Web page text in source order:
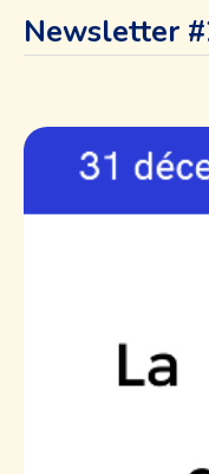
Newsletter